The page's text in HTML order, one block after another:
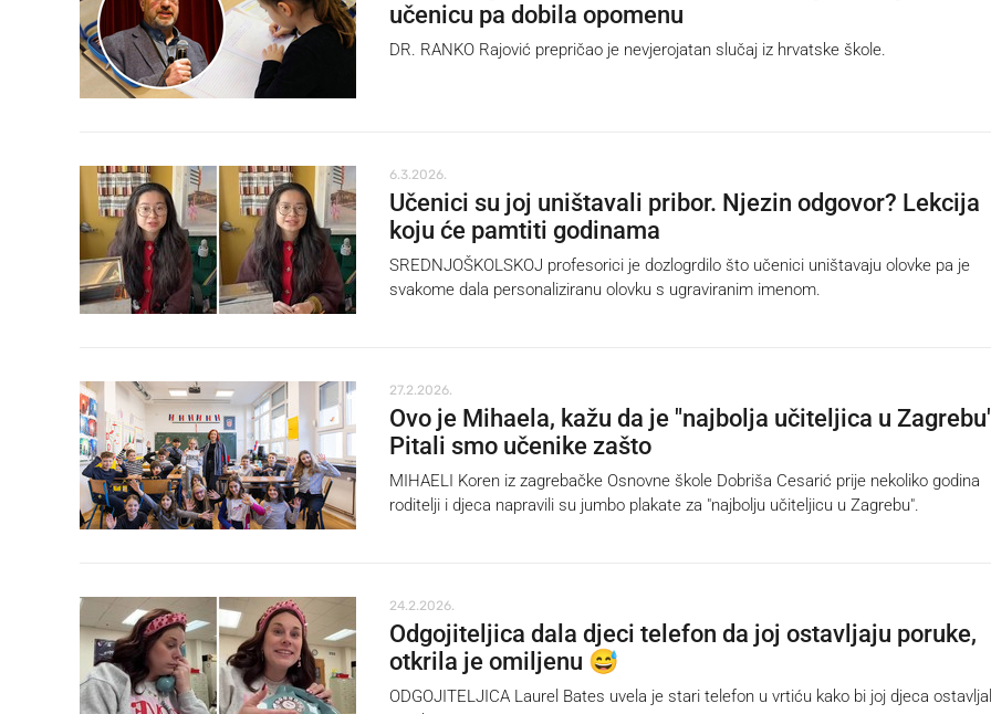
učenicu pa dobila opomenu
DR. RANKO Rajović prepričao je nevjerojatan slučaj iz hrvatske škole.
6.3.2026.
Učenici su joj uništavali pribor. Njezin odgovor? Lekcija
koju će pamtiti godinama
SREDNJOŠKOLSKOJ profesorici je dozlogrdilo što učenici uništavaju olovke pa je
svakome dala personaliziranu olovku s ugraviranim imenom.
27.2.2026.
Ovo je Mihaela, kažu da je "najbolja učiteljica u
Pitali smo učenike zašto
MIHAELI Koren iz zagrebačke Osnovne škole Dobriša Cesarić prije nekoliko godina
roditelji i djeca napravili su jumbo plakate za "najbolju učiteljicu u Zagrebu".
24.2.2026.
Odgojiteljica dala djeci telefon da joj ostavljaju poruke,
otkrila je omiljenu 😅
ODGOJITELJICA Laurel Bates uvela je stari telefon u vrtiću kako bi joj djeca